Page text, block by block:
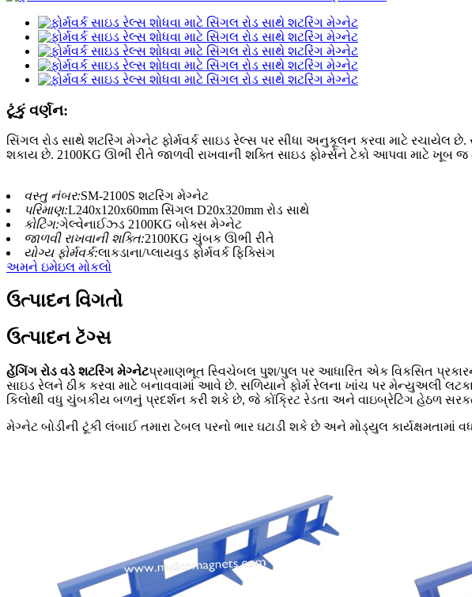
ટૂંકું વર્ણન:
સિંગલ રોડ સાથે શટરિંગ મેગ્નેટ ફોર્મવર્ક સાઇડ રેલ્સ પર સીધા અનુકૂલન કરવા માટે રચાયેલ
શકાય છે. 2100KG ઊભી રીતે જાળવી રાખવાની શક્તિ સાઇડ ફોર્મ્સને ટેકો આપવા માટે
વસ્તુ નંબર:SM-2100S શટરિંગ મેગ્નેટ
પરિમાણ:L240x120x60mm સિંગલ D20x320mm રોડ સાથે
કોટિંગ:ગેલ્વેનાઈઝ્ડ 2100KG બોક્સ મેગ્નેટ
જાળવી રાખવાની શક્તિ:2100KG ચુંબક ઊભી રીતે
યોગ્ય ફોર્મવર્ક:લાકડાના/પ્લાયવુડ ફોર્મવર્ક ફિક્સિંગ
અમને ઇમેઇલ મોકલો
ઉત્પાદન વિગતો
ઉત્પાદન ટૅગ્સ
હેંગિંગ રોડ વડે શટરિંગ મેગ્નેટપ્રમાણભૂત સ્વિચેબલ પુશ/પુલ પર આધારિત એક વિકસિત
સાઇડ રેલને ઠીક કરવા માટે બનાવવામાં આવે છે. સળિયાને ફોર્મ રેલના ખાંચ પર મેન્યુઅલી
કિલોથી વધુ ચુંબકીય બળનું પ્રદર્શન કરી શકે છે, જે કોંક્રિટ રેડતા અને વાઇબ્રેટિંગ હેઠળ
મેગ્નેટ બોડીની ટૂંકી લંબાઈ તમારા ટેબલ પરનો ભાર ઘટાડી શકે છે અને મોડ્યુલ